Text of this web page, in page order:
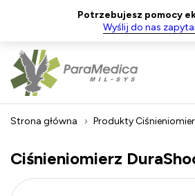
Potrzebujesz pomocy
Wyślij do nas
Strona główna Produkty
Ciśnieniomierz